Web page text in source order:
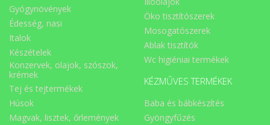
Gyógynövények
Édesség, nasi
Italok
Készételek
Konzervek, olajok, szószok,
krémek
Tej és tejtermékek
Húsok
Magvak, lisztek, őrlemények
Öko tisztítószerek
Mosogatószerek
Ablak tisztítók
Wc higiéniai termékek
KÉZMŰVES TERMÉKEK
Baba és bábkészítés
Gyöngyfűzés